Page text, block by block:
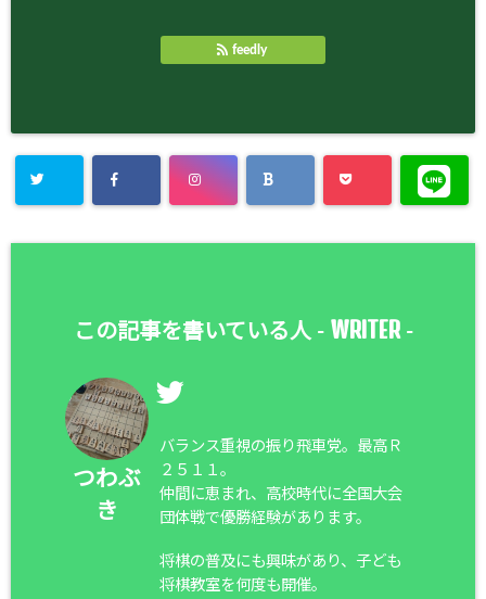
feedly
この記事を書いている人 - WRITER-
つわぶ
き
バランス重視の振り飛車党。最高Ｒ
２５１１。
仲間に恵まれ、高校時代に全国大会
団体戦で優勝経験があります。
将棋の普及にも興味があり、子ども
将棋教室を何度も開催。